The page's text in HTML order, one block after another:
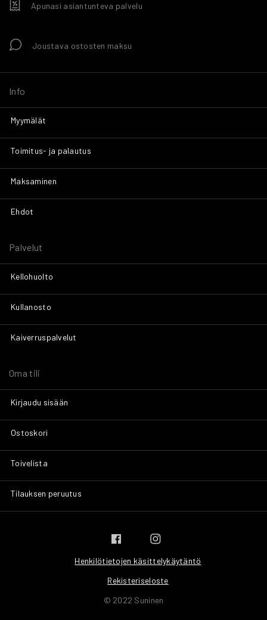
Apunasi asiantunteva palvelu
Joustava ostosten maksu
Info
Myymälät
Toimitus- ja palautus
Maksaminen
Ehdot
Palvelut
Kellohuolto
Kullanosto
Kaiverruspalvelut
Oma tili
Kirjaudu sisään
Ostoskori
Toivelista
Tilauksen peruutus
© 2022 Suninen
Henkilötietojen käsittelykäytäntö
Rekisteriseloste